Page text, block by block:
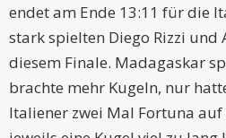
endet am Ende 13:11 für die
stark spielten Diego Rizzi und
diesem Finale. Madagaskar
brachte mehr Kugeln, nur
Italiener zwei Mal Fortuna auf